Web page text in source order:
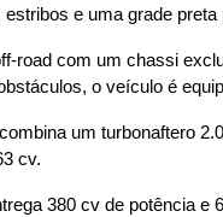
e uma grade
road com um chassi
o veículo é
um turbonaftero
cv.
380 cv de potência